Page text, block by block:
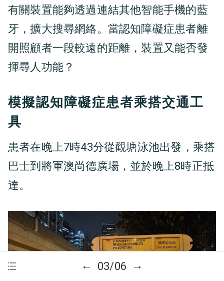
有關裝置能夠透過連結其他智能手機的藍
牙，擴大搜尋網絡。當認知障礙症患者離
開照顧者一段較遠的距離，裝置又能否發
揮尋人功能？
模擬認知障礙症患者乘搭交通工
具
患者在晚上7時43分從觀塘泳池出發，乘搭
巴士到將軍澳尚德廣場，並於晚上8時正抵
達。
← 03/06 →